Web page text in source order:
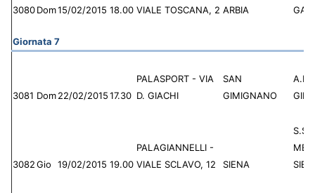
3080Dom15/02/2015 18.00 VIALE TOSCANA, 2 ARBIA
GAU
Giornata 7
3081 Dom22/02/201517.30
PALASPORT - VIA
D. GIACHI
SAN
GIMIGNANO
3082Gio 19/02/2015 19.00
PALAGIANNELLI -
VIALE SCLAVO, 12
SIENA